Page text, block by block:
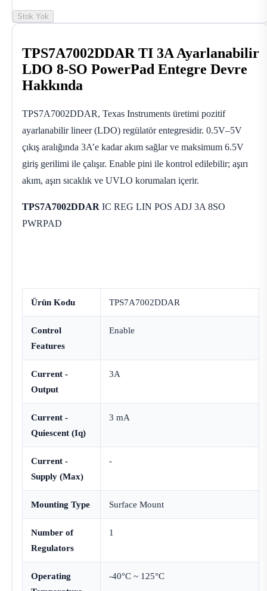
Stok Yok
TPS7A7002DDAR TI 3A Ayarlanabilir
LDO 8-SO PowerPad Entegre Devre
Hakkında
TPS7A7002DDAR, Texas Instruments üretimi pozitif
ayarlanabilir lineer (LDO) regülatör entegresidir. 0.5V–5V
çıkış aralığında 3A’e kadar akım sağlar ve maksimum 6.5V
giriş gerilimi ile çalışır. Enable pini ile kontrol edilebilir; aşırı
akım, aşırı sıcaklık ve UVLO korumaları içerir.
TPS7A7002DDAR IC REG LIN POS ADJ 3A 8SO
PWRPAD
Ürün Kodu TPS7A7002DDAR
Control
Features
Enable
Current -
Output
3A
Current -
Quiescent (Iq)
3 mA
Current -
Supply (Max)
-
Mounting Type Surface Mount
Number of
Regulators
1
Operating
-40°C ~ 125°C